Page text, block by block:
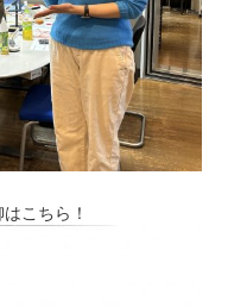
こちら！